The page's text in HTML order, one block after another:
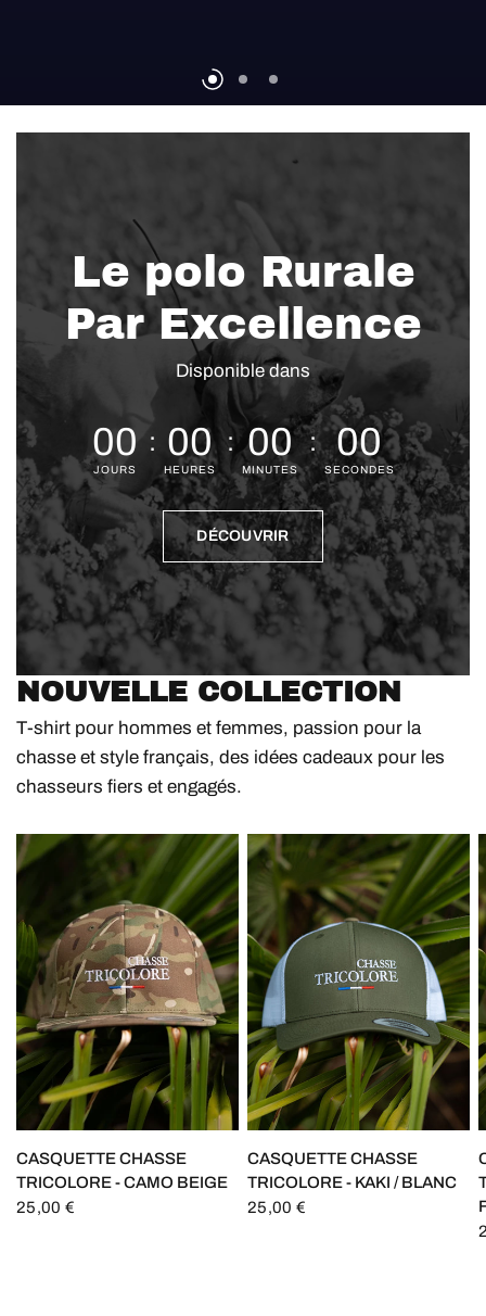
Le polo Rurale
Par Excellence
Disponible dans
00
JOURS
00
HEURES
00
MINUTES
00
SECONDES
DÉCOUVRIR
NOUVELLE COLLECTION
T-shirt pour hommes et femmes, passion pour la
chasse et style français, des idées cadeaux pour les
chasseurs fiers et engagés.
CASQUETTE CHASSE
TRICOLORE - CAMO BEIGE
25,00 €
CASQUETTE CHASSE
TRICOLORE - KAKI / BLANC
25,00 €